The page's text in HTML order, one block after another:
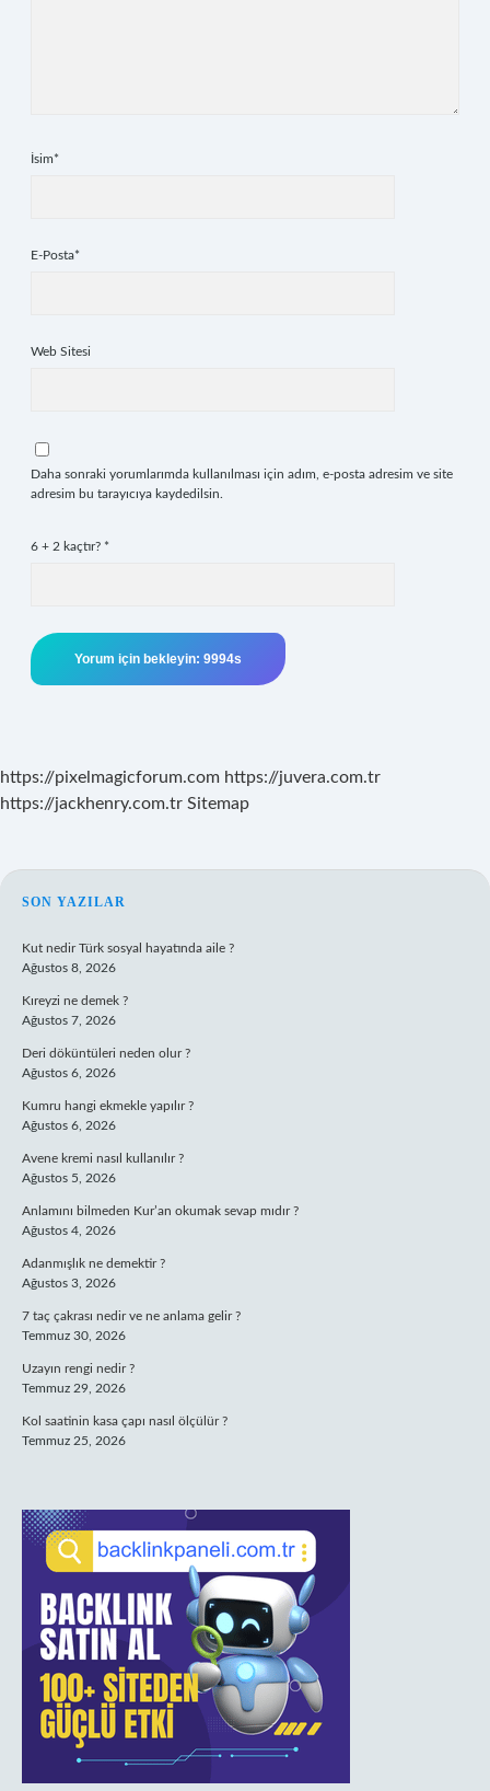
İsim*
E-Posta*
Web Sitesi
Daha sonraki yorumlarımda kullanılması için adım, e-posta adresim ve site
adresim bu tarayıcıya kaydedilsin.
6 + 2 kaçtır? *
https://pixelmagicforum.com https://juvera.com.tr
https://jackhenry.com.tr Sitemap
SIDEBAR
SON YAZILAR
Kut nedir Türk sosyal hayatında aile ?
Ağustos 8, 2026
Kıreyzi ne demek ?
Ağustos 7, 2026
Deri döküntüleri neden olur ?
Ağustos 6, 2026
Kumru hangi ekmekle yapılır ?
Ağustos 6, 2026
Avene kremi nasıl kullanılır ?
Ağustos 5, 2026
Anlamını bilmeden Kur’an okumak sevap mıdır ?
Ağustos 4, 2026
Adanmışlık ne demektir ?
Ağustos 3, 2026
7 taç çakrası nedir ve ne anlama gelir ?
Temmuz 30, 2026
Uzayın rengi nedir ?
Temmuz 29, 2026
Kol saatinin kasa çapı nasıl ölçülür ?
Temmuz 25, 2026